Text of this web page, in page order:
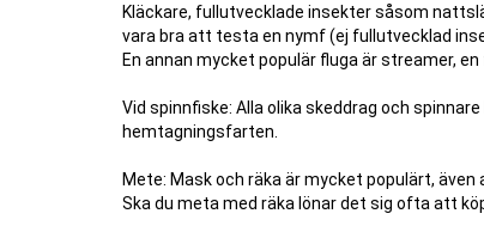
Kläckare, fullutvecklade insekter såsom
vara bra att testa en nymf (ej fullutvecklad
En annan mycket populär fluga är streamer,
Vid spinnfiske: Alla olika skeddrag och
hemtagningsfarten.
Mete: Mask och räka är mycket populärt,
Ska du meta med räka lönar det sig ofta att